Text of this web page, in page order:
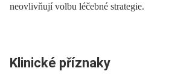
neovlivňují volbu léčebné strategie.
Klinické příznaky